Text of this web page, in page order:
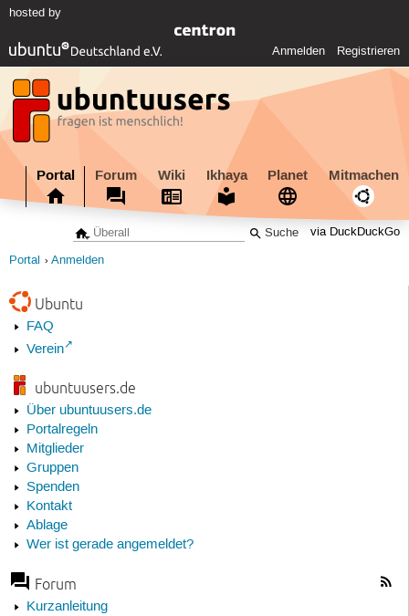
hosted by
Anmelden Registrieren
Portal Forum Wiki Ikhaya Planet Mitmachen
via DuckDuckGo
Portal Anmelden
Ubuntu
FAQ
Verein
ubuntuusers.de
Über ubuntuusers.de
Portalregeln
Mitglieder
Gruppen
Spenden
Kontakt
Ablage
Wer ist gerade angemeldet?
Forum
Kurzanleitung